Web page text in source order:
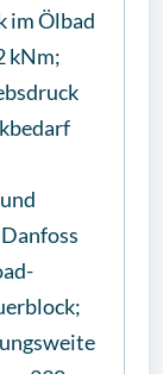
im Ölbad
kNm;